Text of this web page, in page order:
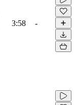
3:58 -